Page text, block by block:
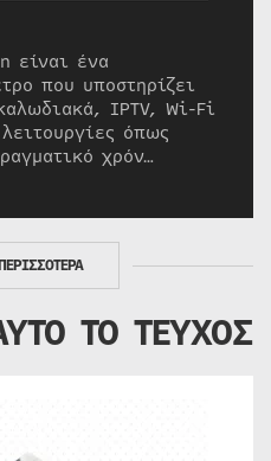
είναι ένα
που υποστηρίζει
IPTV, Wi-Fi
όπως
χρόν…
ΤΟ ΤΕΥΧΟΣ